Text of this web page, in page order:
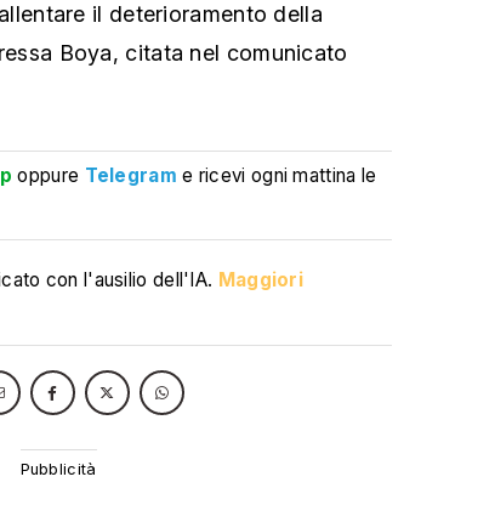
il deterioramento della
Boya, citata nel comunicato
oppure Telegram e ricevi ogni mattina le
con l'ausilio dell'IA. Maggiori